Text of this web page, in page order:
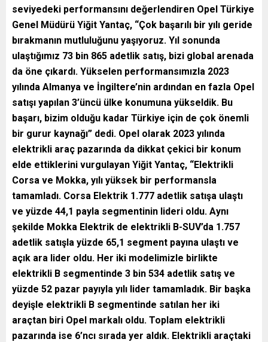
seviyedeki performansını değerlendiren Opel Türkiye
Genel Müdürü Yiğit Yantaç, “Çok başarılı bir yılı geride
bırakmanın mutluluğunu yaşıyoruz. Yıl sonunda
ulaştığımız 73 bin 865 adetlik satış, bizi global arenada
da öne çıkardı. Yükselen performansımızla 2023
yılında Almanya ve İngiltere’nin ardından en fazla Opel
satışı yapılan 3’üncü ülke konumuna yükseldik. Bu
başarı, bizim olduğu kadar Türkiye için de çok önemli
bir gurur kaynağı” dedi. Opel olarak 2023 yılında
elektrikli araç pazarında da dikkat çekici bir konum
elde ettiklerini vurgulayan Yiğit Yantaç, “Elektrikli
Corsa ve Mokka, yılı yüksek bir performansla
tamamladı. Corsa Elektrik 1.777 adetlik satışa ulaştı
ve yüzde 44,1 payla segmentinin lideri oldu. Aynı
şekilde Mokka Elektrik de elektrikli B-SUV’da 1.757
adetlik satışla yüzde 65,1 segment payına ulaştı ve
açık ara lider oldu. Her iki modelimizle birlikte
elektrikli B segmentinde 3 bin 534 adetlik satış ve
yüzde 52 pazar payıyla yılı lider tamamladık. Bir başka
deyişle elektrikli B segmentinde satılan her iki
araçtan biri Opel markalı oldu. Toplam elektrikli
pazarında ise 6’ncı sırada yer aldık. Elektrikli araçtaki